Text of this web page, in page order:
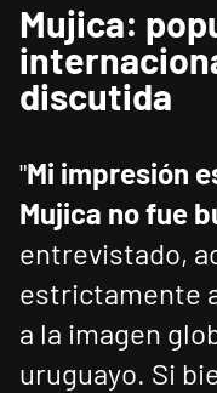
Mujica:
discutida
"Mi impresión
Mujica no fue
entrevistado,
estrictamente
a la imagen
uruguayo. Si